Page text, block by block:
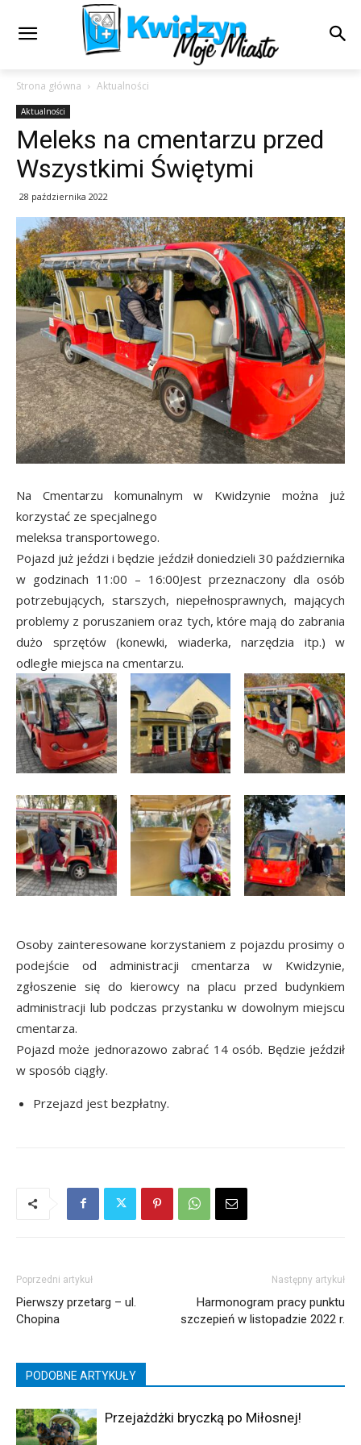
Strona główna Aktualności
Aktualności
Meleks na cmentarzu przed
Wszystkimi Świętymi
28 października 2022
Na Cmentarzu komunalnym w Kwidzynie można już
korzystać ze specjalnego
meleksa transportowego.
Pojazd już jeździ i będzie jeździł doniedzieli 30 października
w godzinach 11:00 – 16:00Jest przeznaczony dla osób
potrzebujących, starszych, niepełnosprawnych, mających
problemy z poruszaniem oraz tych, które mają do zabrania
dużo sprzętów (konewki, wiaderka, narzędzia itp.) w
odległe miejsca na cmentarzu.
Osoby zainteresowane korzystaniem z pojazdu prosimy o
podejście od administracji cmentarza w Kwidzynie,
zgłoszenie się do kierowcy na placu przed budynkiem
administracji lub podczas przystanku w dowolnym miejscu
cmentarza.
Pojazd może jednorazowo zabrać 14 osób. Będzie jeździł
w sposób ciągły.
Przejazd jest bezpłatny.
Poprzedni artykuł
Pierwszy przetarg – ul.
Chopina
Następny artykuł
Harmonogram pracy punktu
szczepień w listopadzie 2022 r.
PODOBNE ARTYKUŁY
Przejażdżki bryczką po Miłosnej!